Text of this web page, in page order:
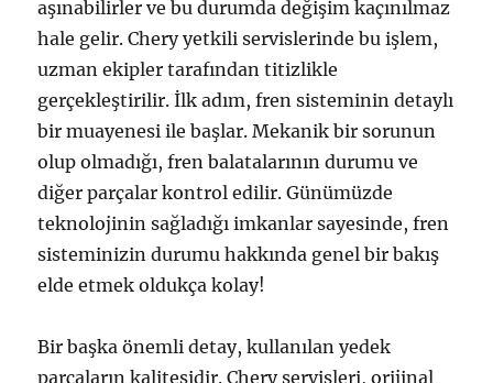
aşınabilirler ve bu durumda değişim kaçınılmaz
hale gelir. Chery yetkili servislerinde bu işlem,
uzman ekipler tarafından titizlikle
gerçekleştirilir. İlk adım, fren sisteminin detaylı
bir muayenesi ile başlar. Mekanik bir sorunun
olup olmadığı, fren balatalarının durumu ve
diğer parçalar kontrol edilir. Günümüzde
teknolojinin sağladığı imkanlar sayesinde, fren
sisteminizin durumu hakkında genel bir bakış
elde etmek oldukça kolay!
Bir başka önemli detay, kullanılan yedek
parçaların kalitesidir. Chery servisleri, orijinal